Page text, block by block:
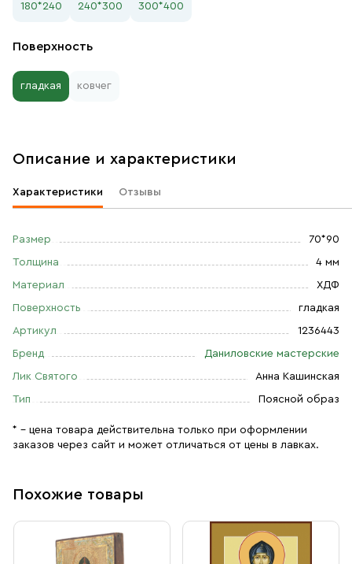
180*240 240*300 300*400
Поверхность
гладкая ковчег
Описание и характеристики
Характеристики Отзывы
Размер 70*90
Толщина 4 мм
Материал ХДФ
Поверхность гладкая
Артикул 1236443
Бренд Даниловские мастерские
Лик Святого Анна Кашинская
Тип Поясной образ
* – цена товара действительна только при оформлении
заказов через сайт и может отличаться от цены в лавках.
Похожие товары